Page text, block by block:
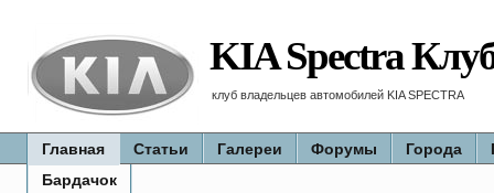
KIA Spectra
клуб владельцев автомобилей KIA SPECTRA
Главная Статьи Галереи Форумы Города
Бардачок